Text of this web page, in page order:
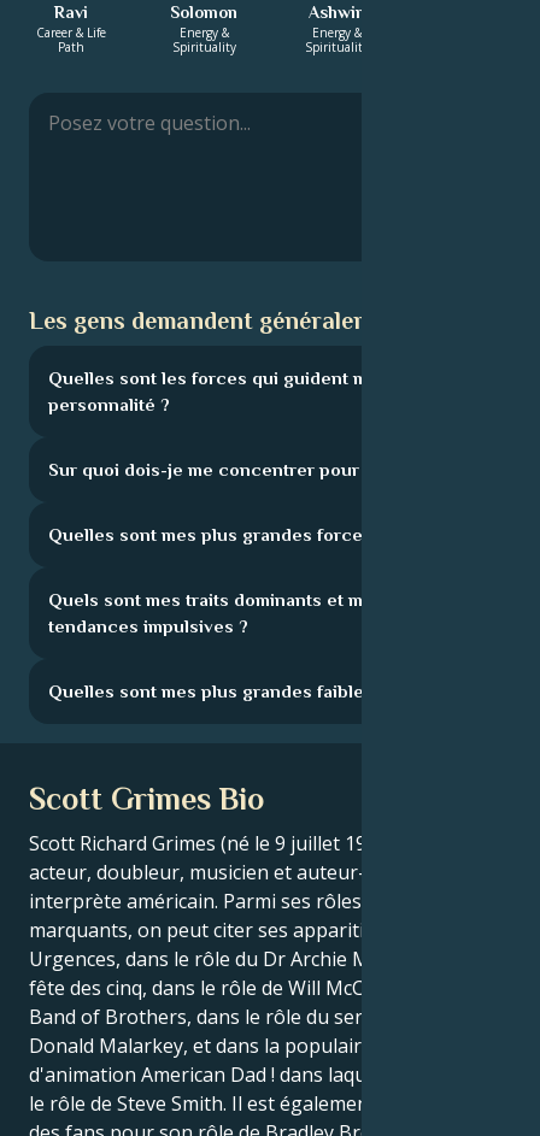
Ravi
Career & Life
Path
Solomon
Energy &
Spirituality
Ashwin
Energy &
Spirituality
Les gens demandent généralement :
Quelles sont les forces qui guident ma
personnalité ?
Sur quoi dois-je me concentrer pour progresser ?
Quelles sont mes plus grandes forces ?
Quels sont mes traits dominants et mes
tendances impulsives ?
Quelles sont mes plus grandes faiblesses ?
Scott Grimes Bio
Scott Richard Grimes (né le 9 juillet 1971) est un
acteur, doubleur, musicien et auteur-compositeur-
interprète américain. Parmi ses rôles les plus
marquants, on peut citer ses apparitions dans
Urgences, dans le rôle du Dr Archie Morris, dans La
fête des cinq, dans le rôle de Will McCorkle, dans
Band of Brothers, dans le rôle du sergent technique
Donald Malarkey, et dans la populaire sitcom
d'animation American Dad ! dans laquelle il interprète
le rôle de Steve Smith. Il est également bien connu